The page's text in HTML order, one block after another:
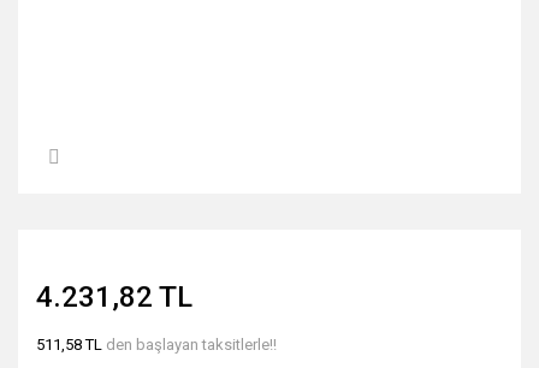
4.231,82 TL
511,58 TL den başlayan taksitlerle!!